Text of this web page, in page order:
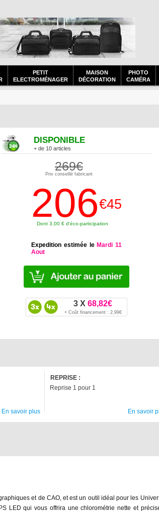
PETIT
ELECTROMÉNAGER
MAISON
DÉCORATION
PHOTO
CAMÉRA
DISPONIBLE
+ de 10 articles
269€
Prix conseillé fabricant
206€45
Dont 3,00 € d'éco-participation
Expedition estimée le Mardi 11
Aout
3 X 68,82€
+ Coût financement : 2,99€
En savoir plus
REPRISE :
Reprise 1 pour 1
En savoir
et de CAO, et est un outil idéal pour les
LED qui vous offrira une chlorométrie nette et